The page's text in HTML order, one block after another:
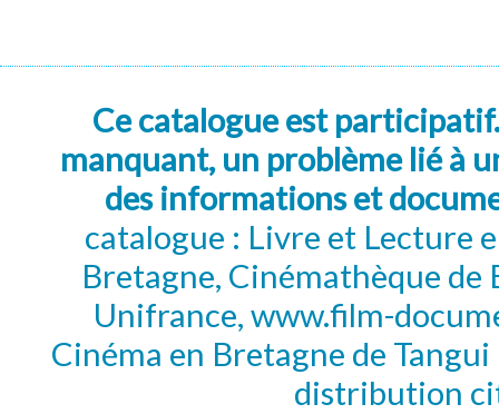
Ce catalogue est
manquant, un problème lié à
des informations et
catalogue : Livre et Lecture
Bretagne, Cinémathèque de
Unifrance, www.film-
Cinéma en Bretagne de
distribution